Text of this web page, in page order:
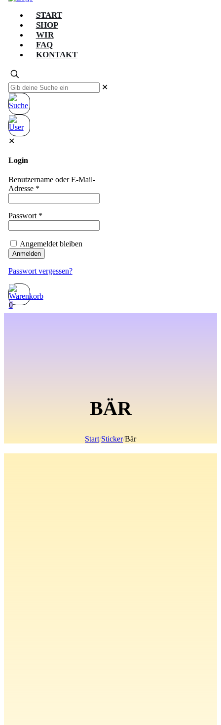
START
SHOP
WIR
FAQ
KONTAKT
✕
✕
Login
Benutzername oder E-Mail-
Adresse *
Passwort *
Angemeldet bleiben
Anmelden
Passwort vergessen?
0
BÄR
Start/Sticker/Bär